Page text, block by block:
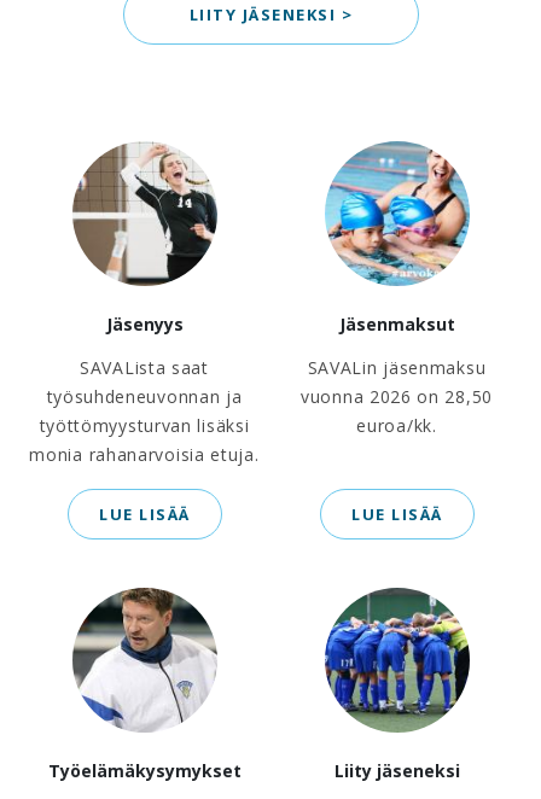
LIITY JÄSENEKSI >
Jäsenyys
SAVALista saat
työsuhdeneuvonnan ja
työttömyysturvan lisäksi
monia rahanarvoisia etuja.
LUE LISÄÄ
Jäsenmaksut
SAVALin jäsenmaksu
vuonna 2026 on 28,50
euroa/kk.
LUE LISÄÄ
Työelämäkysymykset
Liity jäseneksi